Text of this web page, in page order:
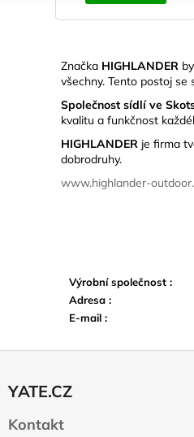
Značka HIGHLANDER
všechny. Tento postoj
Společnost sídlí ve
kvalitu a funkčnost
HIGHLANDER je firma
dobrodruhy.
www.highlander-
Výrobní společnost :
Adresa :
E-mail :
YATE.CZ
Kontakt